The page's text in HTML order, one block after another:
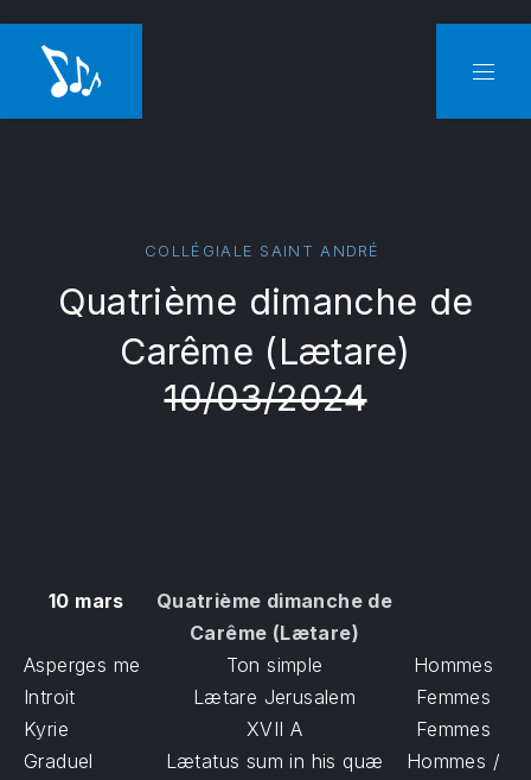
COLLÉGIALE SAINT ANDRÉ
Quatrième dimanche de
Carême (Lætare)
10/03/2024
10 mars
Quatrième dimanche de
Carême (Lætare)
Asperges me
Ton simple
Hommes
Introit
Lætare Jerusalem
Femmes
Kyrie
XVII A
Femmes
Graduel
Lætatus sum in his quæ
Hommes /